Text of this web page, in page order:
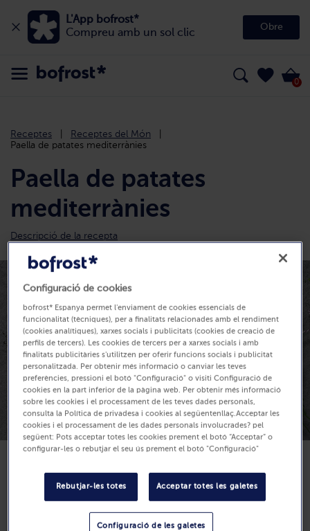
L'App bofrost*
Compreu amb un sol clic
Obre
0
Receptes
Receptes del Món
Paella de patates mediterrànies
Paella de patates
mediterrànies
Descripció de la recepta
Dificultat
Configuració de cookies
bofrost* Espanya permet l'enviament de cookies essencials de
funcionalitat (tècniques), per a finalitats relacionades amb el rendiment
(cookies analítiques), xarxes socials i publicitats (cookies de creació de
perfils de tercers). Les cookies de tercers per a xarxes socials i amb
finalitats publicitàries s'utilitzen per oferir funcions socials i publicitat
personalitzada. Per obtenir més informació o canviar les teves
preferències, pressioni el botó "Configuració" o visiti Configuració de
cookies en la part inferior de la pàgina web. Per obtenir més informació
sobre les cookies i el processament de les teves dades personals,
consulta la Política de privadesa i cookies al següentenllaç.Acceptar les
cookies i el processament de les dades personals involucrades? pel
següent: Pots acceptar totes les cookies prement el botó “Acceptar” o
configurar-les o rebutjar el seu ús prement el botó "Configuració"
Rebutjar-les totes Acceptar totes les galetes
Configuració de les galetes